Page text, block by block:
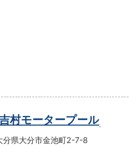
村モータープール
分県大分市金池町2-7-8